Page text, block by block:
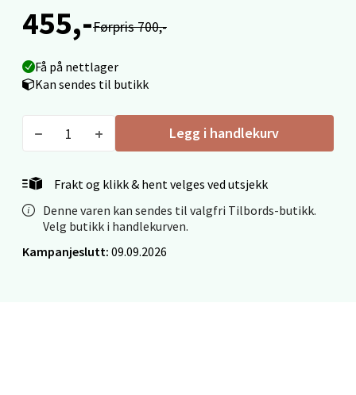
455,-Førpris 700,-
Få på nettlager
Kan sendes til butikk
Legg i handlekurv
Frakt og klikk & hent velges ved utsjekk
Denne varen kan sendes til valgfri Tilbords-butikk.
Velg butikk i handlekurven.
Kampanjeslutt: 09.09.2026
Mo i Rana - Thon Senter Mo i Rana
Fridtjof Nansensgate 22, 8622 Mo i Rana
0 i butikk
Ålesund - Thon Senter Moa